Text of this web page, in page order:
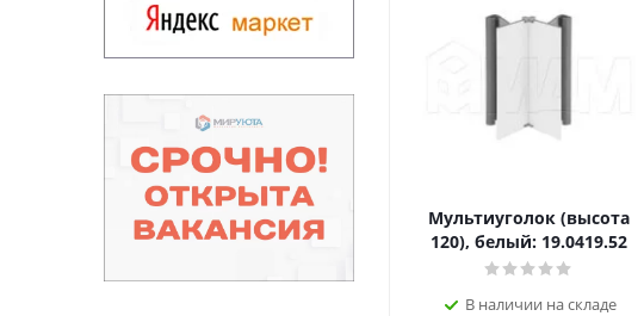
Мультиуголок (высота
120), белый: 19.0419.52
В наличии на складе